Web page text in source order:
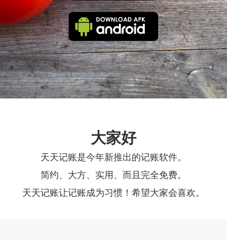
大家好
天天记账是今年新推出的记账软件。
简约、大方、实用、而且完全免费。
天天记账让记账成为习惯！希望大家会喜欢。